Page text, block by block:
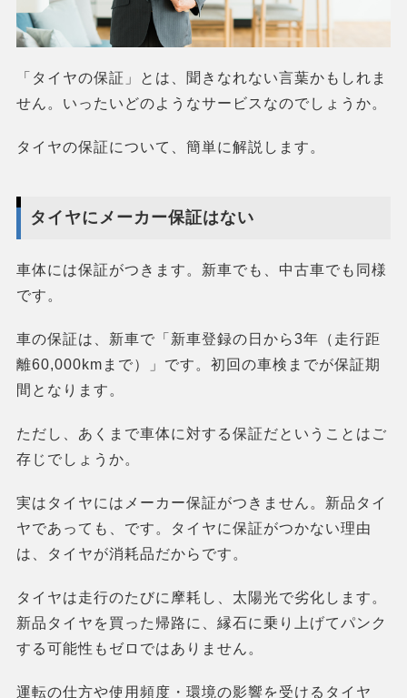
「タイヤの保証」とは、聞きなれない言葉かもしれま
せん。いったいどのようなサービスなのでしょうか。
タイヤの保証について、簡単に解説します。
タイヤにメーカー保証はない
車体には保証がつきます。新車でも、中古車でも同様
です。
車の保証は、新車で「新車登録の日から3年（走行距
離60,000kmまで）」です。初回の車検までが保証期
間となります。
ただし、あくまで車体に対する保証だということはご
存じでしょうか。
実はタイヤにはメーカー保証がつきません。新品タイ
ヤであっても、です。タイヤに保証がつかない理由
は、タイヤが消耗品だからです。
タイヤは走行のたびに摩耗し、太陽光で劣化します。
新品タイヤを買った帰路に、縁石に乗り上げてパンク
する可能性もゼロではありません。
運転の仕方や使用頻度・環境の影響を受けるタイヤ